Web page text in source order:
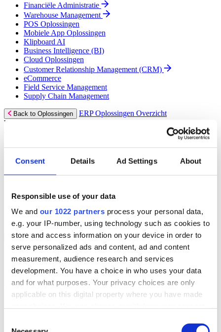
Consent Details Ad Settings About
Responsible use of your data
We and our 1022 partners process your personal data,
e.g. your IP-number, using technology such as cookies to
store and access information on your device in order to
serve personalized ads and content, ad and content
measurement, audience research and services
development. You have a choice in who uses your data
and for what purposes. Your privacy choices are only
applicable on this digital property where you have made
the Privacy trigger icon.
Financiële Administratie
Warehouse Management
POS Oplossingen
Mobiele App Oplossingen
Klipboard AI
Business Intelligence (BI)
Cloud Oplossingen
Customer Relationship Management (CRM)
eCommerce
Field Service Management
Supply Chain Management
Back to Oplossingen
ERP Oplossingen Overzicht
Wij bieden een reeks ERP-oplossingen, ontwikkeld over 45 jaar
Lees meer
Branchespecifieke ERP Oplossingen
Groothandel
Verhuur
Automotive
Back to ERP Oplossingen
ERP Oplossingen Overzicht for
Groothandel
Lever slimmere service en verbeter marges met ERP-software die je
helpt bij voorraadbeheer, verkoop en service.
Lees meer:
ERP Producten voor de Groothandel